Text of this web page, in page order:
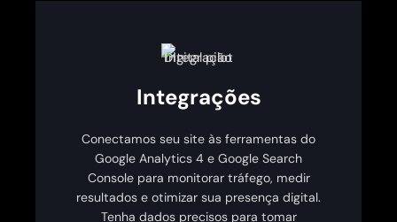
Integrações
Conectamos seu site às ferramentas do
Google Analytics 4 e Google Search
Console para monitorar tráfego, medir
resultados e otimizar sua presença digital.
Tenha dados precisos para tomar